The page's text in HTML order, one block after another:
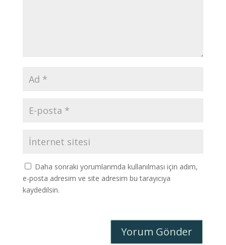
Daha sonraki yorumlarımda kullanılması için adım,
e-posta adresim ve site adresim bu tarayıcıya
kaydedilsin.